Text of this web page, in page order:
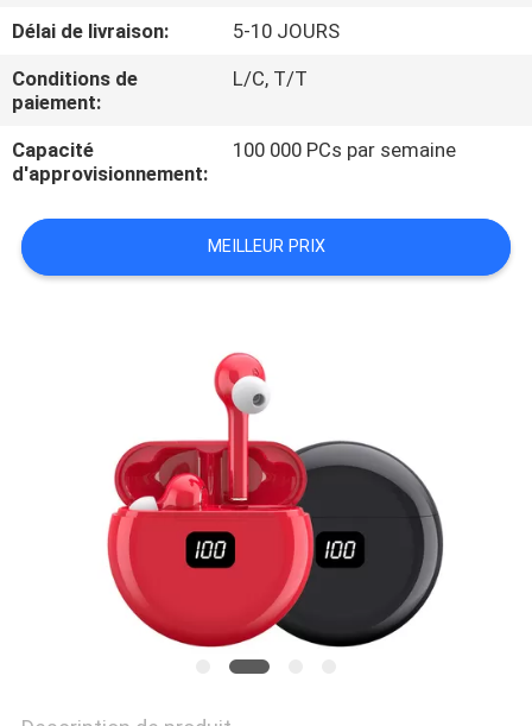
CONTACTEZ-
NOUS
NOUVELLES
CAS
PLAN
PRIVACY
POLICY
Délai de livraison:
5-10 JOURS
Conditions de
paiement:
L/C, T/T
Capacité
d'approvisionnement:
100 000 PCs par semaine
MEILLEUR PRIX